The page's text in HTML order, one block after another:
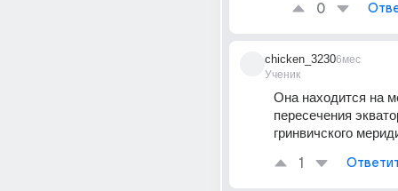
0
chicken_3230
Ученик
6мес
Она находится на
пересечения
гринвичского
1